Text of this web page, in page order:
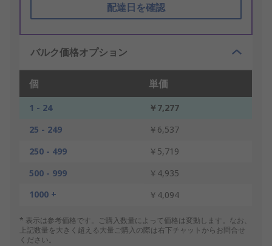
配達日を確認
バルク価格オプション
個 単価
1 - 24
￥7,277
25 - 249
￥6,537
250 - 499
￥5,719
500 - 999
￥4,935
1000 +
￥4,094
* 表示は参考価格です。ご購入数量によって価格は変動します。なお、
上記数量を大きく超える大量ご購入の際は右下チャットからお問合せ
ください。